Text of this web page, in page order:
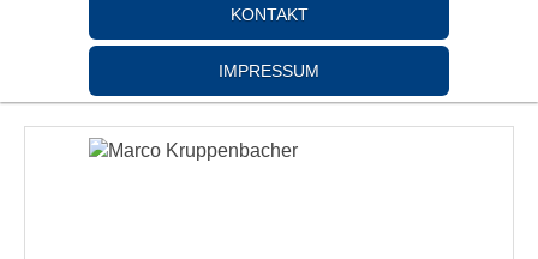
KONTAKT
IMPRESSUM